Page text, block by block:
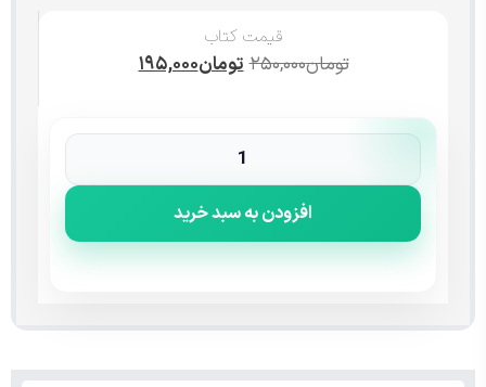
قیمت کتاب
تومان۲۵۰,۰۰۰تومان۱۹۵,۰۰۰
افزودن به سبد خرید